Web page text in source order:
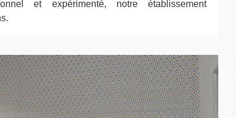
et expérimenté, notre établissement